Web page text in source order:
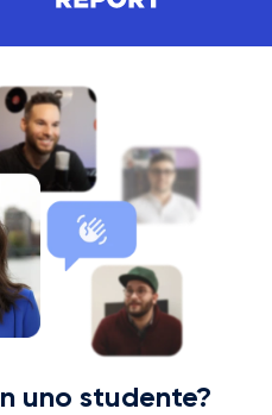
uno studente?